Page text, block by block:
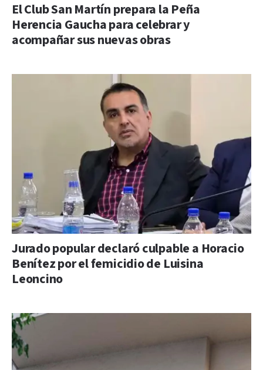
El Club San Martín prepara la Peña
Herencia Gaucha para celebrar y
acompañar sus nuevas obras
Jurado popular declaró culpable a Horacio
Benítez por el femicidio de Luisina
Leoncino